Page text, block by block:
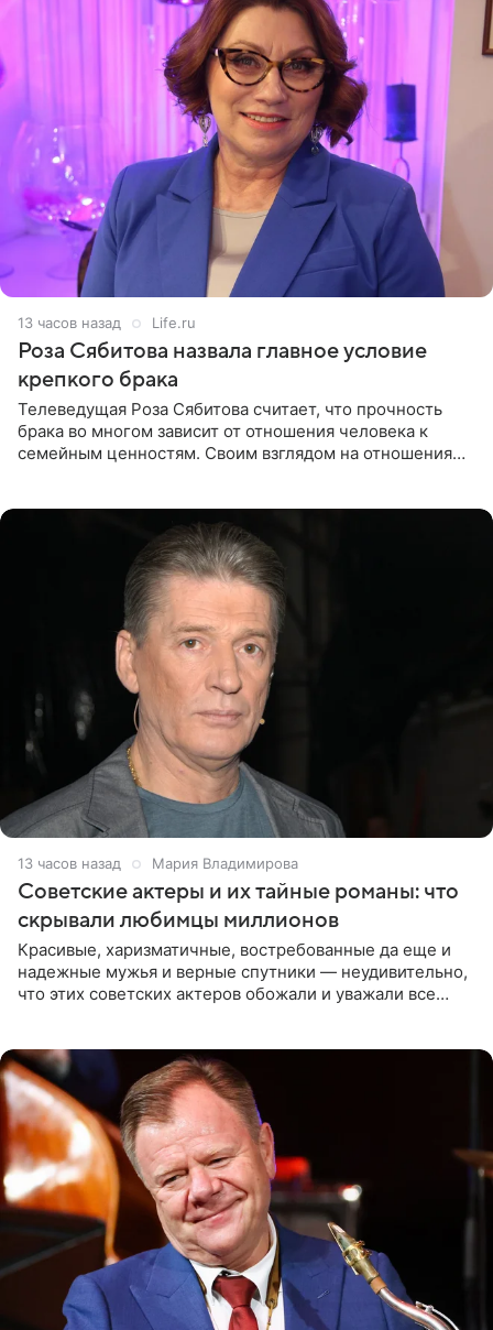
13 часов назад Life.ru
Роза Сябитова назвала главное условие
крепкого брака
Телеведущая Роза Сябитова считает, что прочность
брака во многом зависит от отношения человека к
семейным ценностям. Своим взглядом на отношения
13 часов назад Мария Владимирова
Советские актеры и их тайные романы: что
скрывали любимцы миллионов
Красивые, харизматичные, востребованные да еще и
надежные мужья и верные спутники — неудивительно,
что этих советских актеров обожали и уважали все